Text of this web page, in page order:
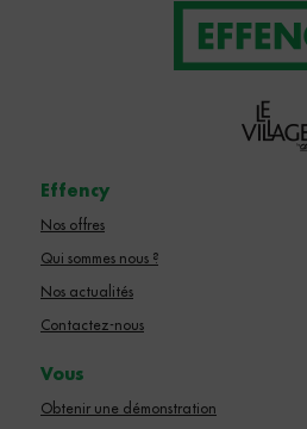
Effency
Nos offres
Qui sommes nous ?
Nos actualités
Contactez-nous
Vous
Obtenir une démonstration